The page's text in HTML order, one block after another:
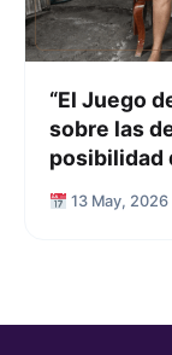
“El Juego
sobre las
posibilidad
13 May, 2026